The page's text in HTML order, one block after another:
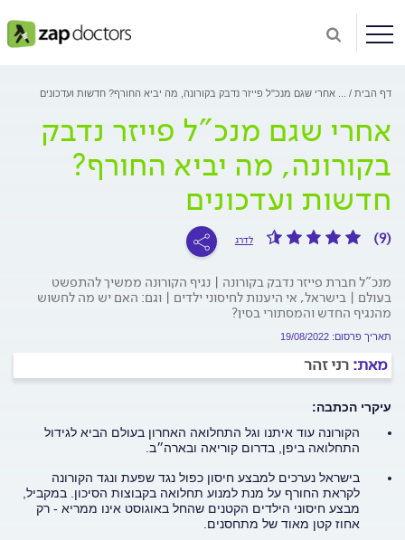
דף הבית אחרי שגם מנכ"ל פייזר נדבק בקורונה, מה יביא החורף? חדשות ועדכונים
אחרי שגם מנכ"ל פייזר נדבק
בקורונה, מה יביא החורף?
חדשות ועדכונים
(9) לדרג
מנכ"ל חברת פייזר נדבק בקורונה | נגיף הקורונה ממשיך להתפשט
בעולם | בישראל, אי היענות לחיסוני ילדים | וגם: האם יש מה לחשוש
מהנגיף החדש והמסתורי בסין?
תאריך פרסום: 19/08/2022
מאת: רני זהר
עיקרי הכתבה:
הקורונה עוד איתנו וגל התחלואה האחרון בעולם הביא לגידול
התחלואה ביפן, בדרום קוריאה ובארה״ב.
בישראל נערכים למבצע חיסון כפול נגד שפעת ונגד הקורונה
לקראת החורף על מנת למנוע תחלואה בקבוצות הסיכון. במקביל,
מבצע חיסוני הילדים הקטנים שהחל באוגוסט אינו ממריא - רק
אחוז קטן מאוד של מתחסנים.